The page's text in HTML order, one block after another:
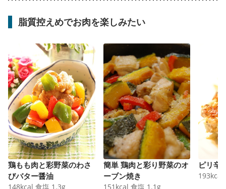
脂質控えめでお肉を楽しみたい
鶏もも肉と彩野菜のわさ
びバター醤油
148kcal 食塩 1.3g
簡単 鶏肉と彩り野菜のオ
ーブン焼き
151 kcal 食塩 1.1 g
ピリ辛
193kcal